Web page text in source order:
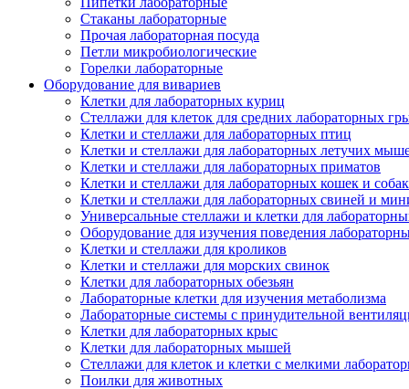
Стаканы лабораторные
Прочая лабораторная посуда
Петли микробиологические
Горелки лабораторные
Оборудование для вивариев
Клетки для лабораторных куриц
Стеллажи для клеток для средних лабораторных
Клетки и стеллажи для лабораторных птиц
Клетки и стеллажи для лабораторных летучих
Клетки и стеллажи для лабораторных приматов
Клетки и стеллажи для лабораторных кошек и собак
Клетки и стеллажи для лабораторных свиней и
Универсальные стеллажи и клетки для
Оборудование для изучения поведения
Клетки и стеллажи для кроликов
Клетки и стеллажи для морских свинок
Клетки для лабораторных обезьян
Лабораторные клетки для изучения метаболизма
Лабораторные системы с принудительной
Клетки для лабораторных крыс
Клетки для лабораторных мышей
Стеллажи для клеток и клетки с мелкими
Поилки для животных